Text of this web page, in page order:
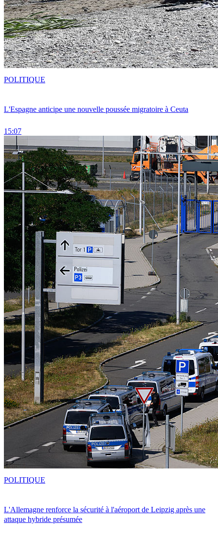
L'Espagne anticipe une nouvelle poussée migratoire à Ceuta
15:07
POLITIQUE
L'Allemagne renforce la sécurité à l'aéroport de Leipzig après une
attaque hybride présumée
POLITIQUE